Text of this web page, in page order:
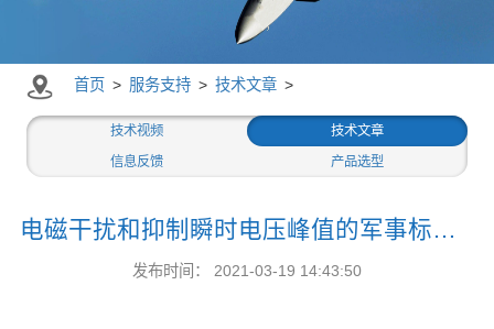
资讯中心
首页 > 服务支持 > 技术文章 >
技术视频
技术文章
信息反馈
产品选型
电磁干扰和抑制瞬时电压峰值的军事标准要求
发布时间： 2021-03-19 14:43:50